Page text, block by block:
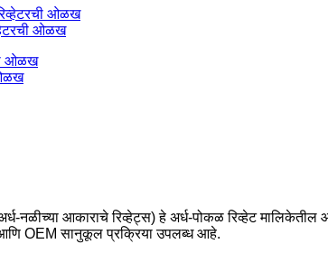
ओळख
नळीच्या आकाराचे रिव्हेट्स) हे अर्ध-पोकळ रिव्हेट मालिकेतील
OEM सानुकूल प्रक्रिया उपलब्ध आहे.